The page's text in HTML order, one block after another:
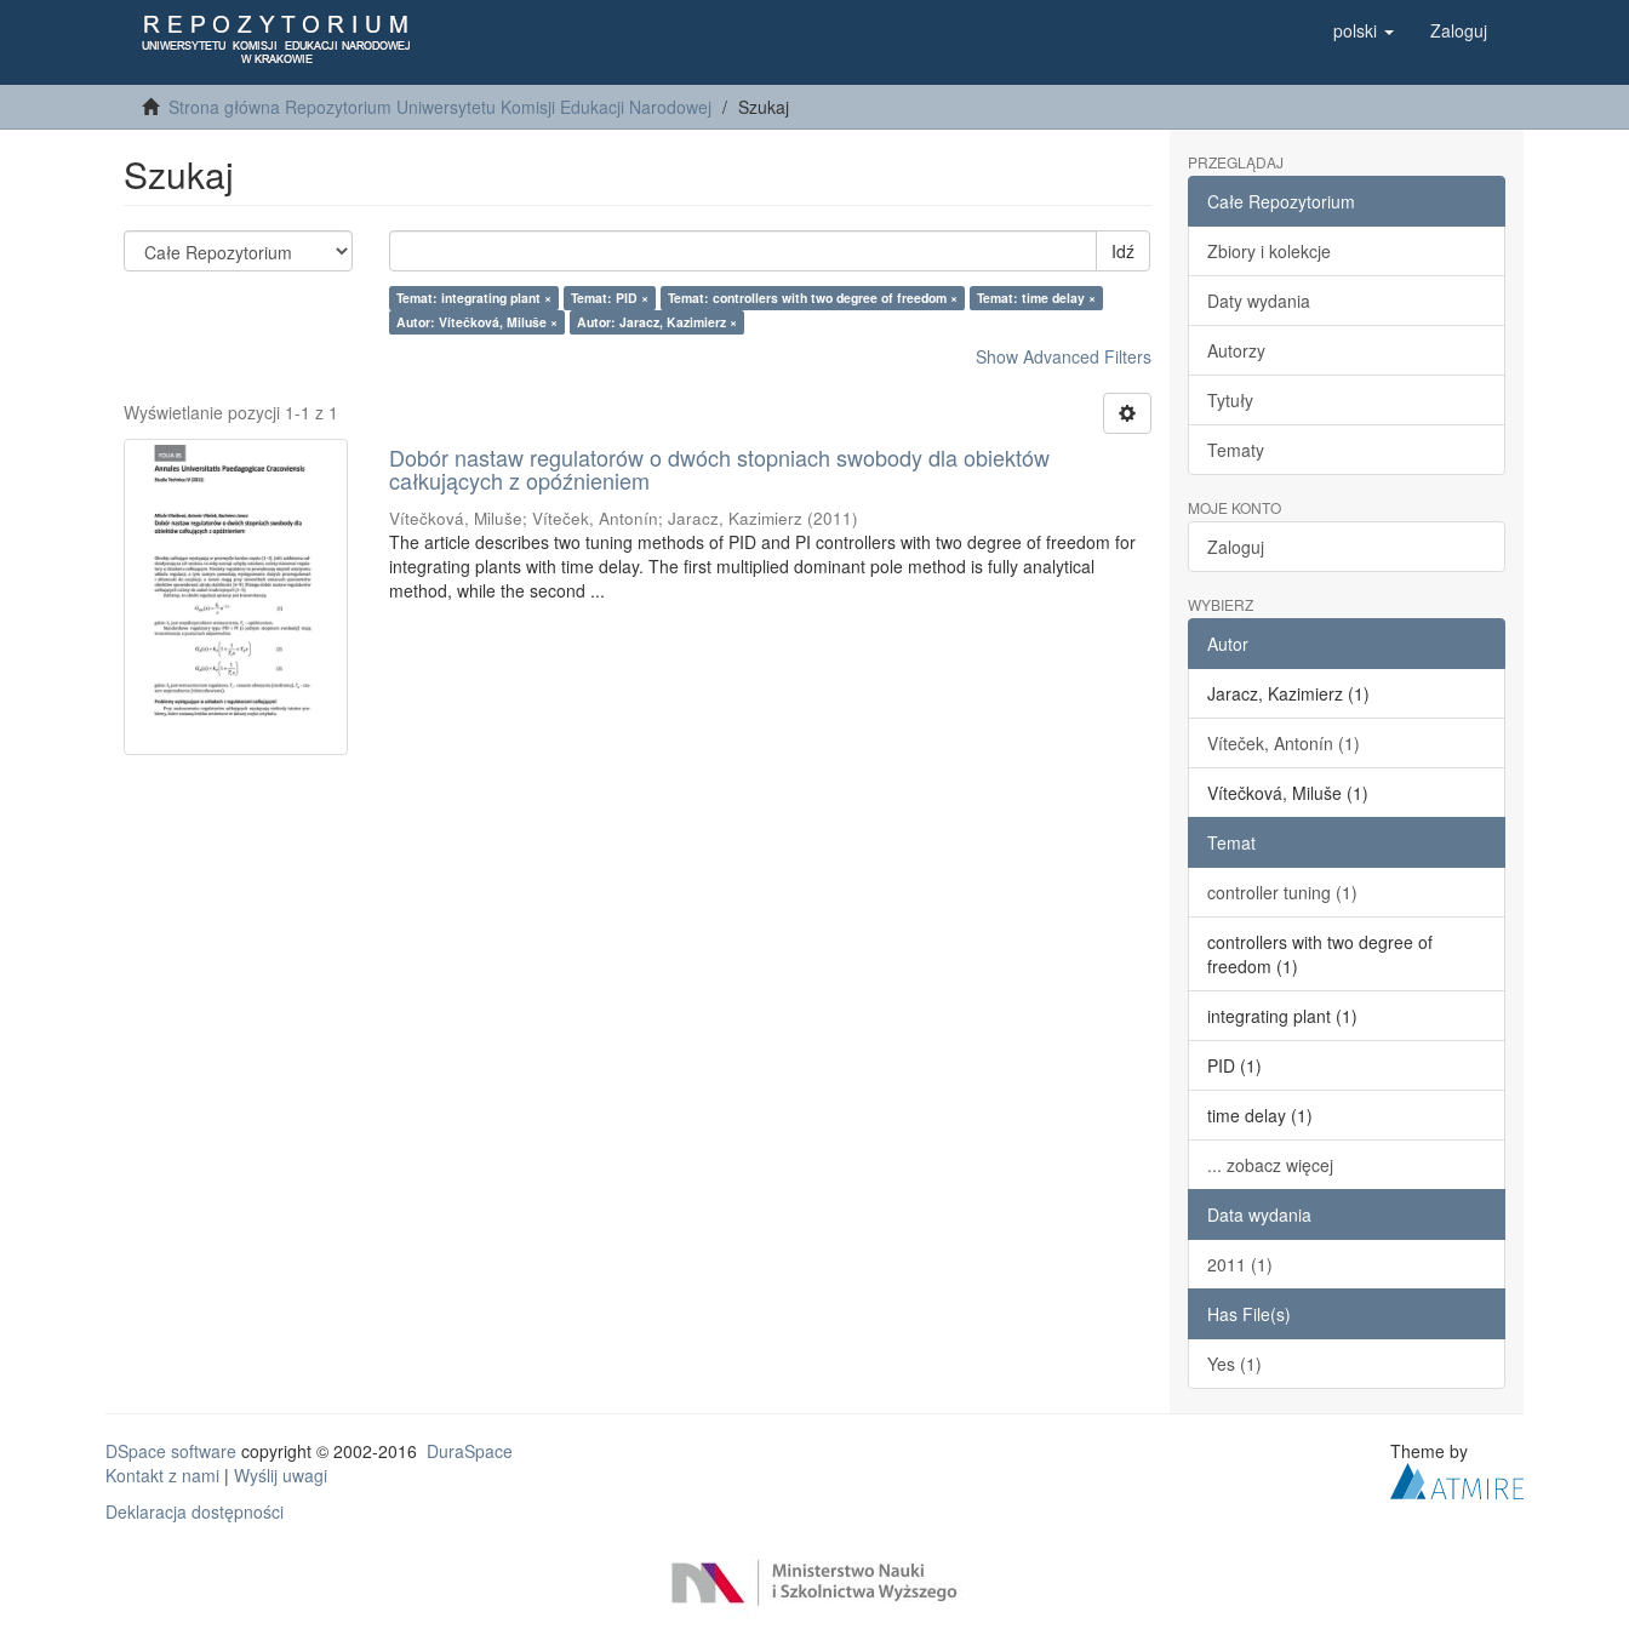
polski Zaloguj
Strona główna Repozytorium Uniwersytetu Komisji Edukacji Narodowej Szukaj
Szukaj
Idź
Temat: integrating plant × Temat: PID × Temat: controllers with two degree of freedom ×
Temat: time delay ×
Autor: Vítečková, Miluše ×
Autor: Jaracz, Kazimierz ×
Show Advanced Filters
Wyświetlanie pozycji 1-1 z 1
Dobór nastaw regulatorów o dwóch stopniach swobody dla obiektów
całkujących z opóźnieniem
Vítečková, Miluše;Víteček, Antonín;Jaracz, Kazimierz (2011)
The article describes two tuning methods of PID and PI controllers with two degree of freedom for
integrating plants with time delay. The first multiplied dominant pole method is fully analytical
method, while the second ...
PRZEGLĄDAJ
Całe Repozytorium
Zbiory i kolekcje
Daty wydania
Autorzy
Tytuły
Tematy
MOJE KONTO
Zaloguj
WYBIERZ
Autor
Jaracz, Kazimierz (1)
Víteček, Antonín (1)
Vítečková, Miluše (1)
Temat
controller tuning (1)
controllers with two degree of
freedom (1)
integrating plant (1)
PID (1)
time delay (1)
... zobacz więcej
Data wydania
2011 (1)
Has File(s)
Yes (1)
DSpace software copyright © 2002-2016 DuraSpace
Kontakt z nami | Wyślij uwagi
Deklaracja dostępności
Theme by